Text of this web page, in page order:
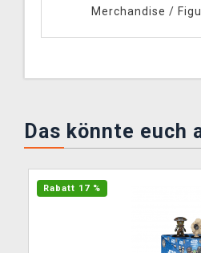
Merchandise /
Das könnte euch
Rabatt 17 %